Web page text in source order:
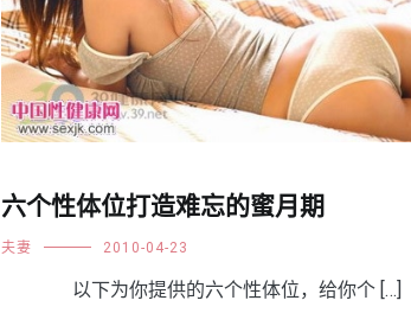
六个性体位打造难忘的蜜月期
夫妻 2010-04-23
以下为你提供的六个性体位，给你个 […]